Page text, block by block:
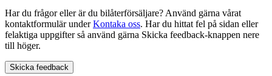
Har du frågor eller är du bilåterförsäljare? Använd gärna vårat
kontaktformulär underKontaka oss. Har du hittat fel på sidan eller
felaktiga uppgifter så använd gärna Skicka feedback-knappen nere
till höger.
Skicka feedback